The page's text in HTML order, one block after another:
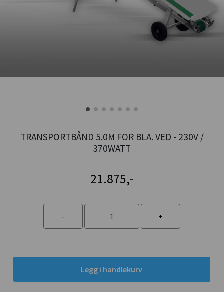
TRANSPORTBÅND 5.0M FOR BLA. VED - 230V /
370WATT
21.875,-
Legg i handlekurv